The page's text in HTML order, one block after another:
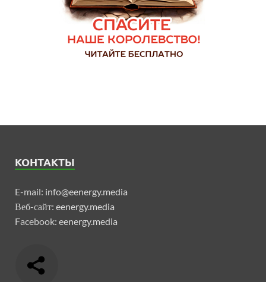
КОНТАКТЫ
E-mail: info@eenergy.media
Веб-сайт: eenergy.media
Facebook: eenergy.media